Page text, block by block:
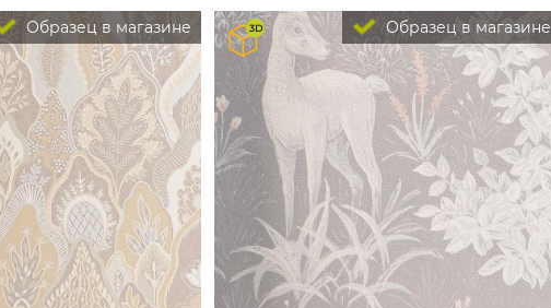
Образец в магазине Образец в магазине